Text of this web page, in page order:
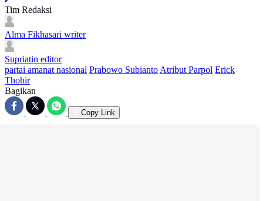
Tim Redaksi
Alma Fikhasari writer
Supriatin editor
partai amanat nasional Prabowo SubiantoAtribut Parpol Erick
Thohir
Bagikan
Copy Link